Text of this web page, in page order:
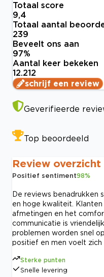
Totaal score
9,4
Totaal aantal
239
Beveelt ons aan
97%
Aantal keer bekeken
12.212
schrijf een review
Geverifieerde
Top beoordeeld
Review overzicht
Positief sentiment98%
De reviews benadrukken
en hoge kwaliteit.
afmetingen en het
communicatie is
problemen worden snel
positief en men voelt zich
Sterke punten
Snelle levering